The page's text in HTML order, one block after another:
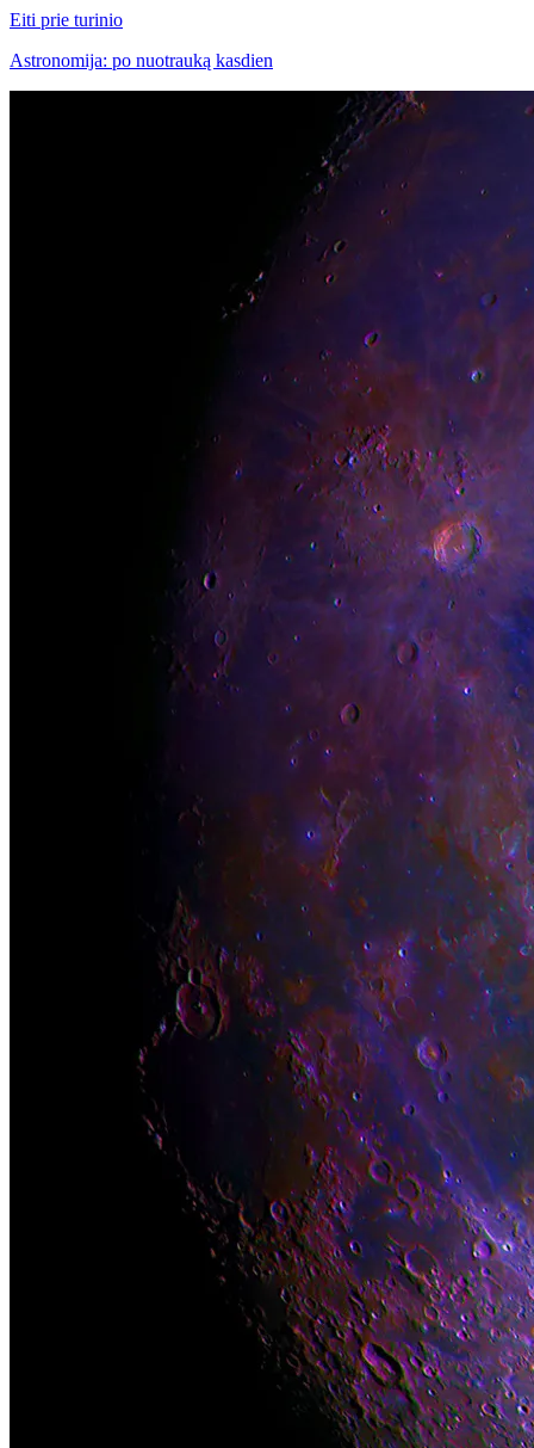
Eiti prie turinio
Astronomija: po nuotrauką kasdien